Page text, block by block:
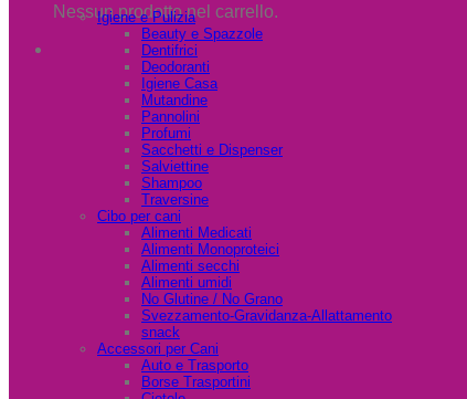
Nessun prodotto nel carrello.
Igiene e Pulizia
Beauty e Spazzole
Dentifrici
Deodoranti
Igiene Casa
Mutandine
Pannolini
Profumi
Sacchetti e Dispenser
Salviettine
Shampoo
Traversine
Cibo per cani
Alimenti Medicati
Alimenti Monoproteici
Alimenti secchi
Alimenti umidi
No Glutine / No Grano
Svezzamento-Gravidanza-Allattamento
snack
Accessori per Cani
Auto e Trasporto
Borse Trasportini